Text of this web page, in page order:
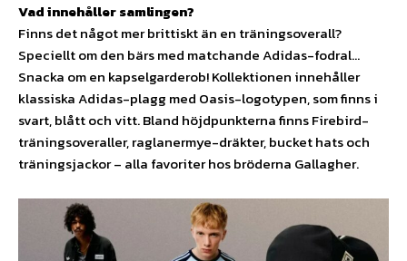
Vad innehåller samlingen?
Finns det något mer brittiskt än en träningsoverall?
Speciellt om den bärs med matchande Adidas-fodral…
Snacka om en kapselgarderob! Kollektionen innehåller
klassiska Adidas-plagg med Oasis-logotypen, som finns i
svart, blått och vitt. Bland höjdpunkterna finns Firebird-
träningsoveraller, raglanermye-dräkter, bucket hats och
träningsjackor – alla favoriter hos bröderna Gallagher.